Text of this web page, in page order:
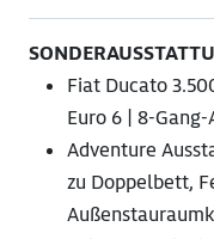
Fiat Ducato
Euro 6 | 8-
Adventure
zu Doppelbett,